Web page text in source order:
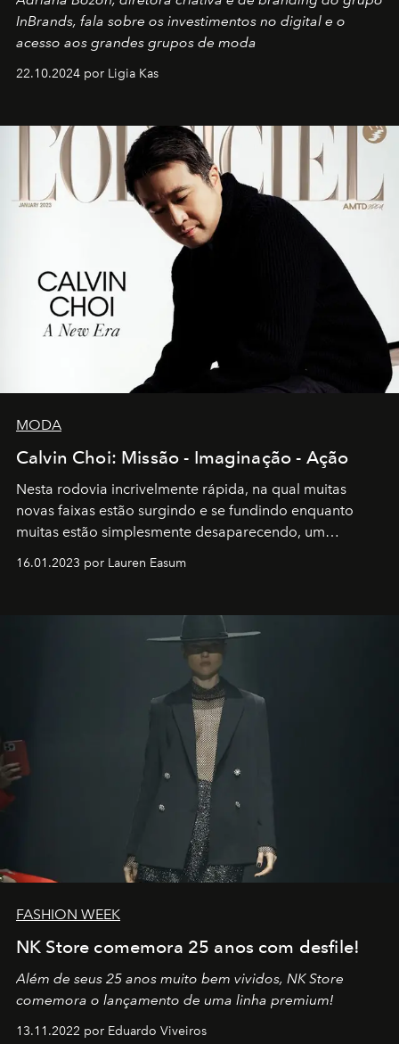
InBrands, fala sobre os investimentos no digital e o
acesso aos grandes grupos de moda
22.10.2024 por Ligia Kas
MODA
Calvin Choi: Missão - Imaginação - Ação
Nesta rodovia incrivelmente rápida, na qual muitas
novas faixas estão surgindo e se fundindo enquanto
muitas estão simplesmente desaparecendo, um
transportador AMTD abrindo caminho para muitos
por propósitos, com um claro senso de missão na vida e
16.01.2023 por Lauren Easum
FASHION WEEK
NK Store comemora 25 anos com desfile!
Além de seus 25 anos muito bem vividos, NK Store
comemora o lançamento de uma linha premium!
13.11.2022 por Eduardo Viveiros